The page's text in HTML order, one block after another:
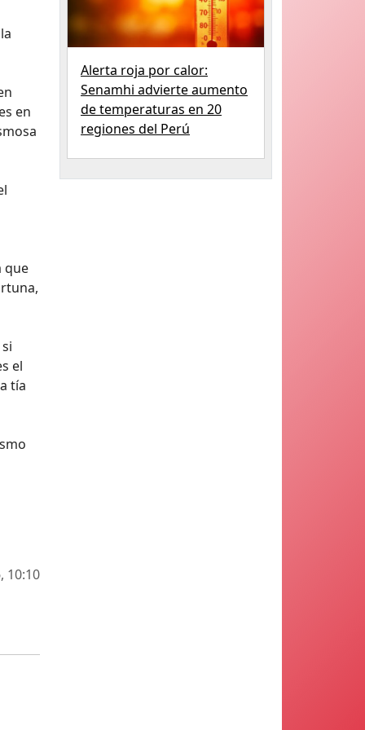
en
que
el
tía
10:10
Alerta roja por calor:
Senamhi advierte aumento
de temperaturas en 20
regiones del Perú